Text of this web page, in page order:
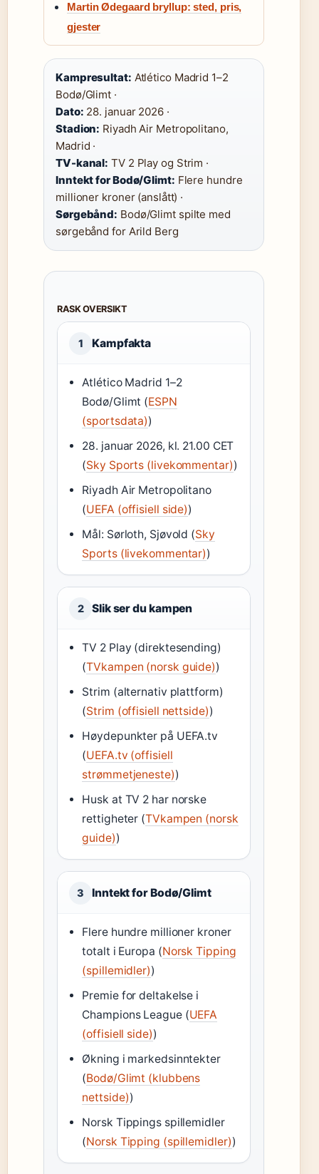
Martin Ødegaard bryllup: sted, pris,
gjester
Kampresultat: Atlético Madrid 1–2
Bodø/Glimt ·
Dato: 28. januar 2026 ·
Stadion: Riyadh Air Metropolitano,
Madrid ·
TV-kanal: TV 2 Play og Strim ·
Inntekt for Bodø/Glimt: Flere hundre
millioner kroner (anslått) ·
Sørgebånd: Bodø/Glimt spilte med
sørgebånd for Arild Berg
RASK OVERSIKT
1 Kampfakta
Atlético Madrid 1–2
Bodø/Glimt (ESPN
(sportsdata))
28. januar 2026, kl. 21.00 CET
(Sky Sports (livekommentar))
Riyadh Air Metropolitano
(UEFA (offisiell side))
Mål: Sørloth, Sjøvold (Sky
Sports (livekommentar))
2 Slik ser du kampen
TV 2 Play (direktesending)
(TVkampen (norsk guide))
Strim (alternativ plattform)
(Strim (offisiell nettside))
Høydepunkter på UEFA.tv
(UEFA.tv (offisiell
strømmetjeneste))
Husk at TV 2 har norske
rettigheter (TVkampen (norsk
guide))
3 Inntekt for Bodø/Glimt
Flere hundre millioner kroner
totalt i Europa (Norsk Tipping
(spillemidler))
Premie for deltakelse i
Champions League (UEFA
(offisiell side))
Økning i markedsinntekter
(Bodø/Glimt (klubbens
nettside))
Norsk Tippings spillemidler
(Norsk Tipping (spillemidler))